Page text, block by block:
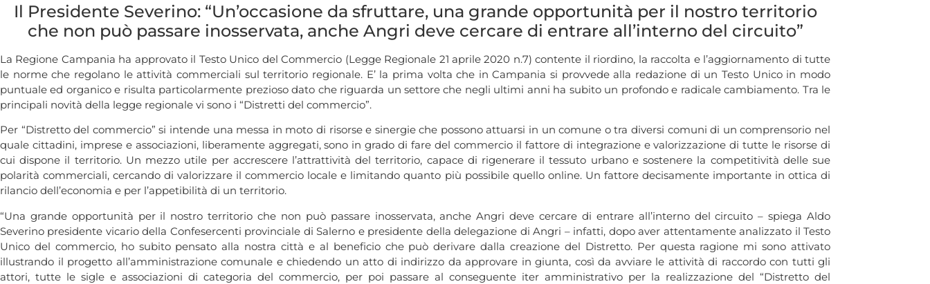
Il Presidente Severino: “Un’occasione da sfruttare, una grande opportunità per il nostro territorio
che non può passare inosservata, anche Angri deve cercare di entrare all’interno del circuito”
La Regione Campania ha approvato il Testo Unico del Commercio (Legge Regionale 21 aprile 2020 n.7) contente il riordino, la raccolta e l’aggiornamento di tutte
le norme che regolano le attività commerciali sul territorio regionale. E’ la prima volta che in Campania si provvede alla redazione di un Testo Unico in modo
puntuale ed organico e risulta particolarmente prezioso dato che riguarda un settore che negli ultimi anni ha subito un profondo e radicale cambiamento. Tra le
principali novità della legge regionale vi sono i “Distretti del commercio”.
Per “Distretto del commercio” si intende una messa in moto di risorse e sinergie che possono attuarsi in un comune o tra diversi comuni di un comprensorio nel
quale cittadini, imprese e associazioni, liberamente aggregati, sono in grado di fare del commercio il fattore di integrazione e valorizzazione di tutte le risorse di
cui dispone il territorio. Un mezzo utile per accrescere l’attrattività del territorio, capace di rigenerare il tessuto urbano e sostenere la competitività delle sue
polarità commerciali, cercando di valorizzare il commercio locale e limitando quanto più possibile quello online. Un fattore decisamente importante in ottica di
rilancio dell’economia e per l’appetibilità di un territorio.
“Una grande opportunità per il nostro territorio che non può passare inosservata, anche Angri deve cercare di entrare all’interno del circuito – spiega Aldo
Severino presidente vicario della Confesercenti provinciale di Salerno e presidente della delegazione di Angri – infatti, dopo aver attentamente analizzato il Testo
Unico del commercio, ho subito pensato alla nostra città e al beneficio che può derivare dalla creazione del Distretto. Per questa ragione mi sono attivato
illustrando il progetto all’amministrazione comunale e chiedendo un atto di indirizzo da approvare in giunta, così da avviare le attività di raccordo con tutti gli
attori, tutte le sigle e associazioni di categoria del commercio, per poi passare al conseguente iter amministrativo per la realizzazione del “Distretto del